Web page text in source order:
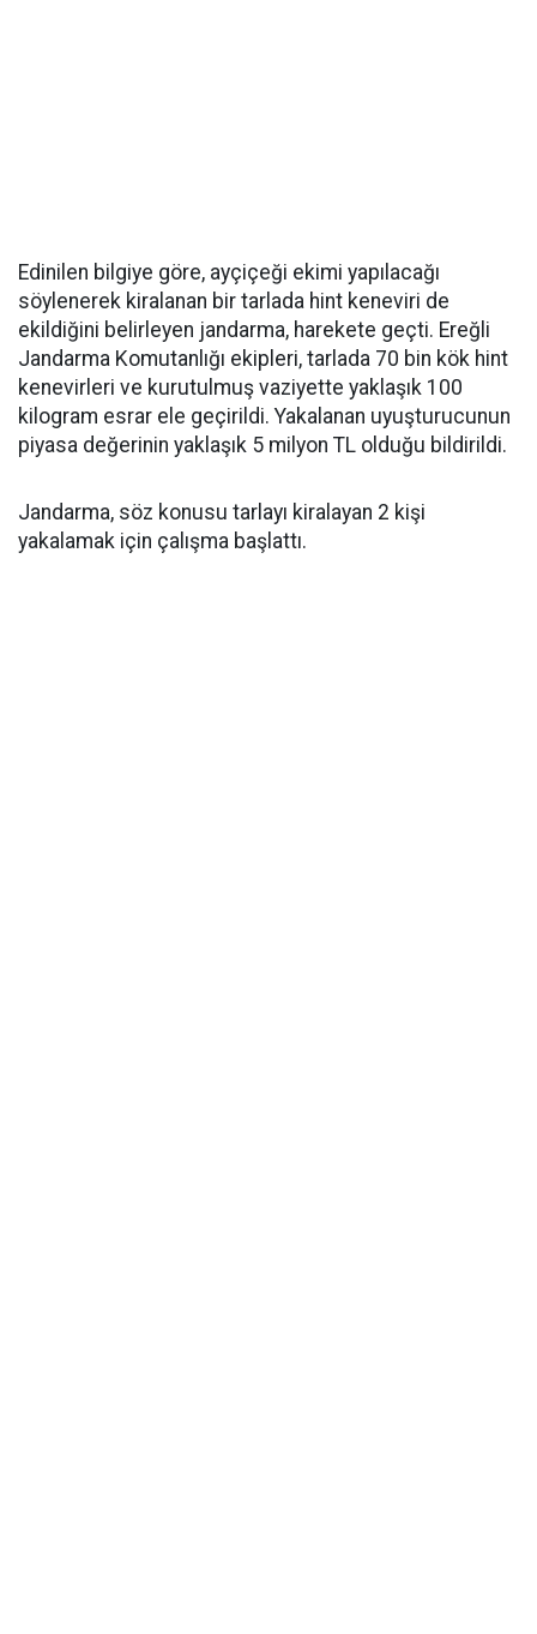
Edinilen bilgiye göre, ayçiçeği ekimi yapılacağı
söylenerek kiralanan bir tarlada hint keneviri de
ekildiğini belirleyen jandarma, harekete geçti. Ereğli
Jandarma Komutanlığı ekipleri, tarlada 70 bin kök hint
kenevirleri ve kurutulmuş vaziyette yaklaşık 100
kilogram esrar ele geçirildi. Yakalanan uyuşturucunun
piyasa değerinin yaklaşık 5 milyon TL olduğu bildirildi.
Jandarma, söz konusu tarlayı kiralayan 2 kişi
yakalamak için çalışma başlattı.